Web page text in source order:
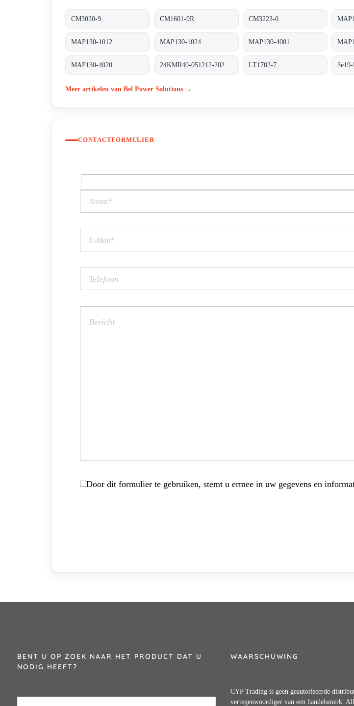
CM3020-9 CM1601-9R CM3223-0
MAP130-1012 MAP130-1024 MAP130-4001
MAP130-4020 24KMR40-051212-202 LT1702-7
Meer artikelen van Bel Power Solutions →
CONTACTFORMULIER
Door dit formulier te gebruiken, stemt u ermee in uw gegevens en
BENT U OP ZOEK NAAR HET PRODUCT DAT U
NODIG HEEFT?
WAARSCHUWING
CYP Trading is geen geautoriseerde
vertegenwoordiger van een handelsmerk.